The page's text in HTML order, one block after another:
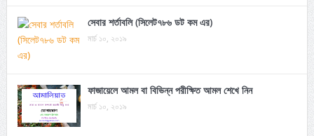
সেবার শর্তাবলি (সিলেট৭৮৬ ডট কম এর)
মার্চ ১০, ২০১৯
ফাজায়েলে আমল বা বিভিন্ন পরীক্ষিত আমল শেখে নিন
মার্চ ১০, ২০১৯